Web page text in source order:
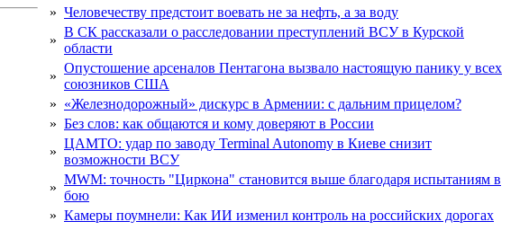
» Человечеству предстоит воевать не за нефть, а за воду
»
В СК рассказали о расследовании преступлений ВСУ в Курской
области
»
Опустошение арсеналов Пентагона вызвало настоящую панику у всех
союзников США
» «Железнодорожный» дискурс в Армении: с дальним прицелом?
» Без слов: как общаются и кому доверяют в России
»
ЦАМТО: удар по заводу Terminal Autonomy в Киеве снизит
возможности ВСУ
»
MWM: точность "Циркона" становится выше благодаря испытаниям в
бою
» Камеры поумнели: Как ИИ изменил контроль на российских дорогах